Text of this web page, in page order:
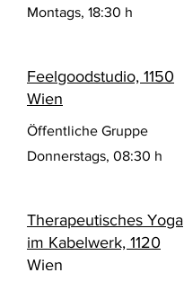
Montags, 18:30 h
Feelgoodstudio, 1150
Wien
Öffentliche Gruppe
Donnerstags, 08:30 h
Therapeutisches Yoga
im Kabelwerk, 1120
Wien